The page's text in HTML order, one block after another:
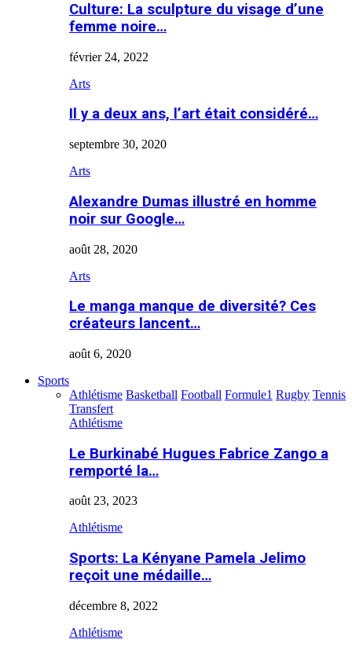
Culture: La sculpture du visage d’une
femme noire…
février 24, 2022
Arts
Il y a deux ans, l’art était considéré…
septembre 30, 2020
Arts
Alexandre Dumas illustré en homme
noir sur Google…
août 28, 2020
Arts
Le manga manque de diversité? Ces
créateurs lancent…
août 6, 2020
Sports
Athlétisme Basketball Football Formule1 Rugby Tennis
Transfert
Athlétisme
Le Burkinabé Hugues Fabrice Zango a
remporté la…
août 23, 2023
Athlétisme
Sports: La Kényane Pamela Jelimo
reçoit une médaille…
décembre 8, 2022
Athlétisme